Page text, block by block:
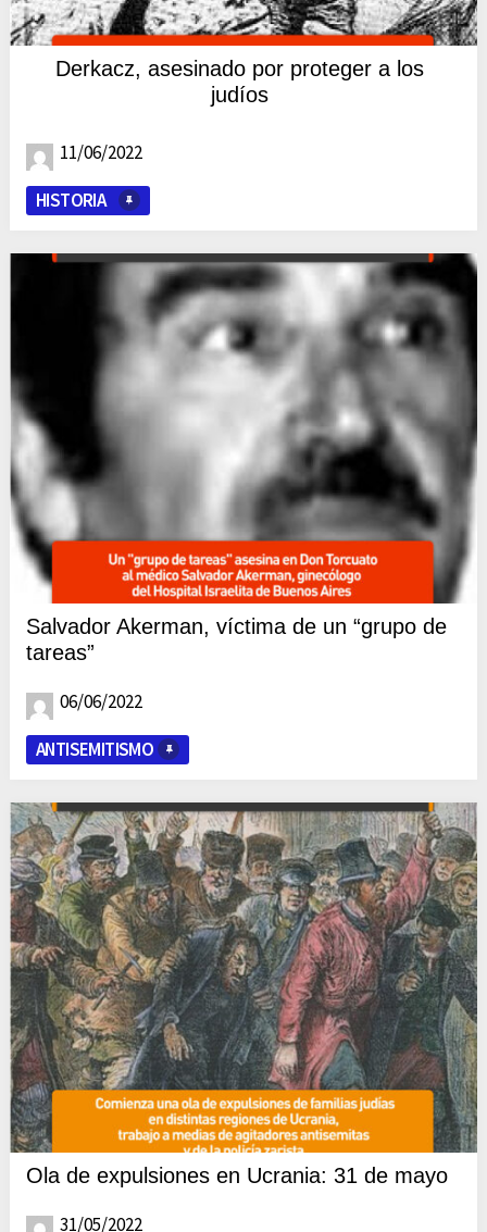
Derkacz, asesinado por proteger a los
judíos
11/06/2022
HISTORIA
Salvador Akerman, víctima de un “grupo de
tareas”
06/06/2022
ANTISEMITISMO
Ola de expulsiones en Ucrania: 31 de mayo
31/05/2022